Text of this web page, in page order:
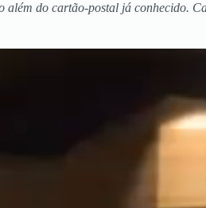
do cartão-postal já conhecido.